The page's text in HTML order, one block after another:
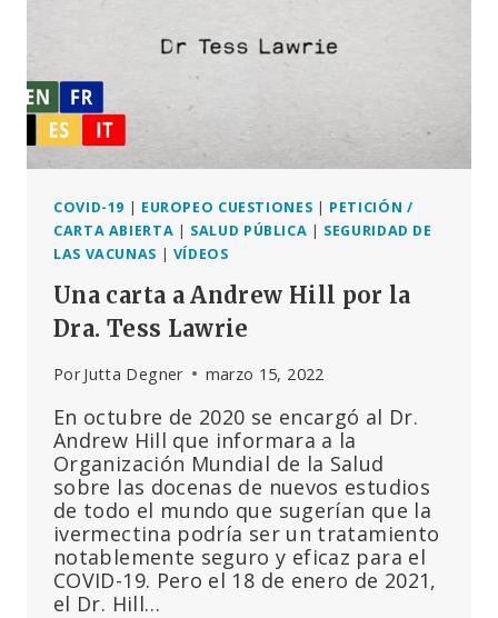
SANITARIO
COVID-19 | EUROPEO CUESTIONES | PETICIÓN /
CARTA ABIERTA | SALUD PÚBLICA | SEGURIDAD DE
LAS VACUNAS | VÍDEOS
Una carta a Andrew Hill por la
Dra. Tess Lawrie
Por Jutta Degner marzo 15, 2022
En octubre de 2020 se encargó al Dr.
Andrew Hill que informara a la
Organización Mundial de la Salud
sobre las docenas de nuevos estudios
de todo el mundo que sugerían que la
ivermectina podría ser un tratamiento
notablemente seguro y eficaz para el
COVID-19. Pero el 18 de enero de 2021,
el Dr. Hill…